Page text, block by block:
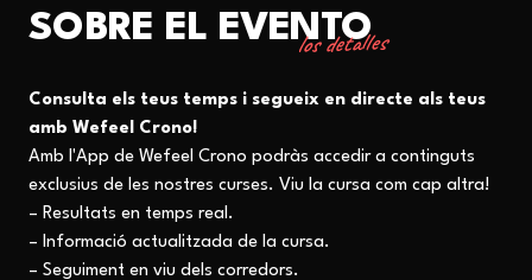
SOBRE EL EVENTO
los detalles
Consulta els teus temps i segueix en directe als teus
amb Wefeel Crono!
Amb l'App de Wefeel Crono podràs accedir a continguts
exclusius de les nostres curses. Viu la cursa com cap altra!
– Resultats en temps real.
– Informació actualitzada de la cursa.
– Seguiment en viu dels corredors.